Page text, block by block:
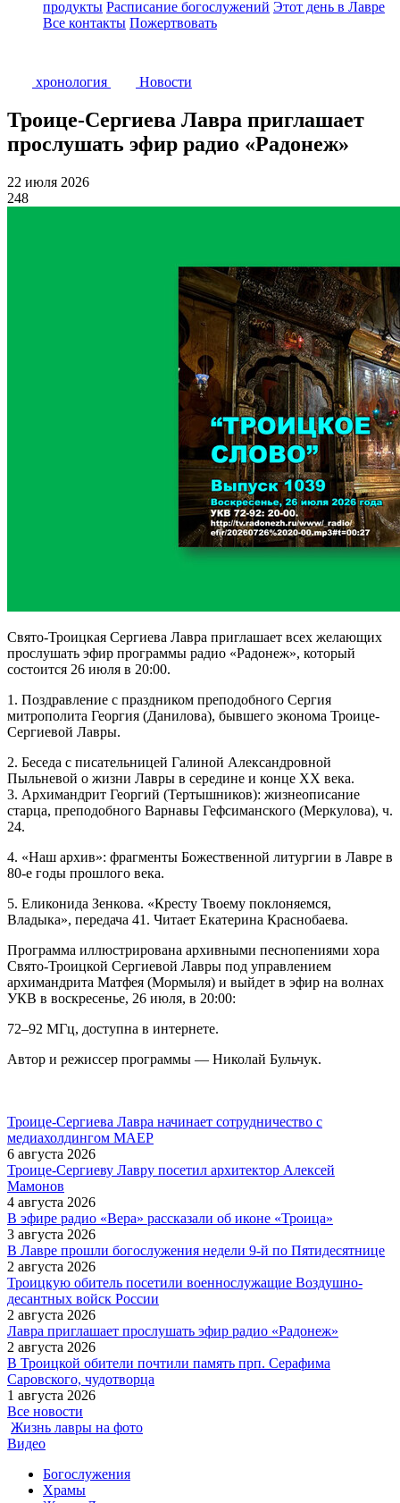
продукты Расписание богослужений Этот день в Лавре
Все контакты Пожертвовать
хронология Новости
Троице-Сергиева Лавра приглашает
прослушать эфир радио «Радонеж»
22 июля 2026
248
Свято-Троицкая Сергиева Лавра приглашает всех желающих
прослушать эфир программы радио «Радонеж», который
состоится 26 июля в 20:00.
1. Поздравление с праздником преподобного Сергия
митрополита Георгия (Данилова), бывшего эконома Троице-
Сергиевой Лавры.
2. Беседа с писательницей Галиной Александровной
Пыльневой о жизни Лавры в середине и конце XX века.
3. Архимандрит Георгий (Тертышников): жизнеописание
старца, преподобного Варнавы Гефсиманского (Меркулова), ч.
24.
4. «Наш архив»: фрагменты Божественной литургии в Лавре в
80-е годы прошлого века.
5. Еликонида Зенкова. «Кресту Твоему поклоняемся,
Владыка», передача 41. Читает Екатерина Краснобаева.
Программа иллюстрирована архивными песнопениями хора
Свято-Троицкой Сергиевой Лавры под управлением
архимандрита Матфея (Мормыля) и выйдет в эфир на волнах
УКВ в воскресенье, 26 июля, в 20:00:
72–92 МГц, доступна в интернете.
Автор и режиссер программы — Николай Бульчук.
Троице-Сергиева Лавра начинает сотрудничество с
медиахолдингом МАЕР
6 августа 2026
Троице-Сергиеву Лавру посетил архитектор Алексей
Мамонов
4 августа 2026
В эфире радио «Вера» рассказали об иконе «Троица»
3 августа 2026
В Лавре прошли богослужения недели 9-й по Пятидесятнице
2 августа 2026
Троицкую обитель посетили военнослужащие Воздушно-
десантных войск России
2 августа 2026
Лавра приглашает прослушать эфир радио «Радонеж»
2 августа 2026
В Троицкой обители почтили память прп. Серафима
Саровского, чудотворца
1 августа 2026
Все новости
Жизнь лавры на фото
Видео
Богослужения
Храмы